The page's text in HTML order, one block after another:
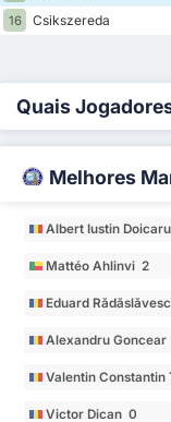
16
Csikszereda
Quais
Melhores
Albert Iustin
Mattéo Ahlinvi 2
Eduard
Alexandru Goncear
Valentin
Victor Dican 0